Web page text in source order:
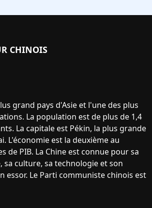
CHINOIS
grand pays d'Asie et l'une des plus
La population est de plus de 1,4
La capitale est Pékin, la plus grande
L'économie est la deuxième au
de PIB. La Chine est connue pour sa
sa culture, sa technologie et son
essor. Le Parti communiste chinois est